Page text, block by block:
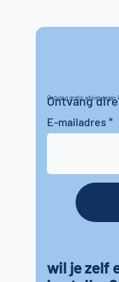
Ontvang gratis advies tegen
Ontvang
wil je zelf
E-mailadres